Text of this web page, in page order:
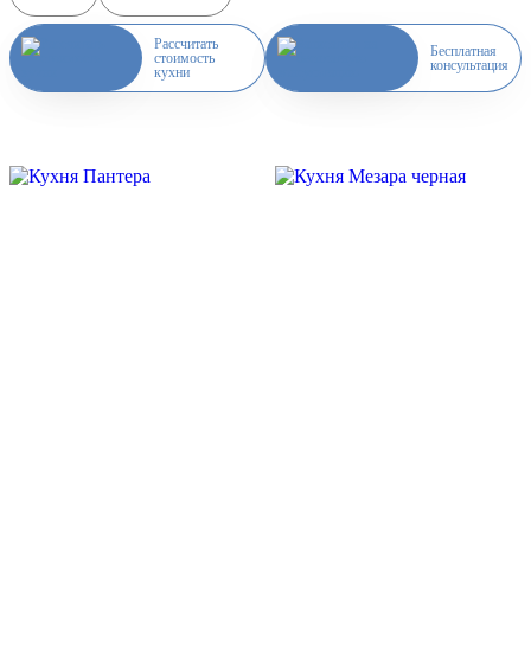
Рассчитать
стоимость
кухни
Бесплатная
консультация